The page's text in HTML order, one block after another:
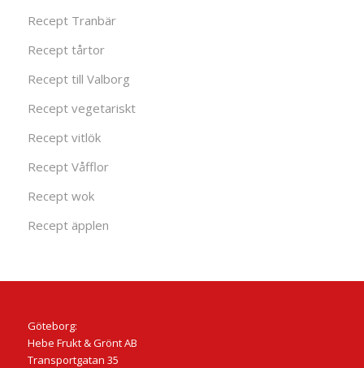
Recept Tranbär
Recept tårtor
Recept till Valborg
Recept vegetariskt
Recept vitlök
Recept Våfflor
Recept wok
Recept äpplen
Göteborg:
Hebe Frukt & Grönt AB
Transportgatan 35